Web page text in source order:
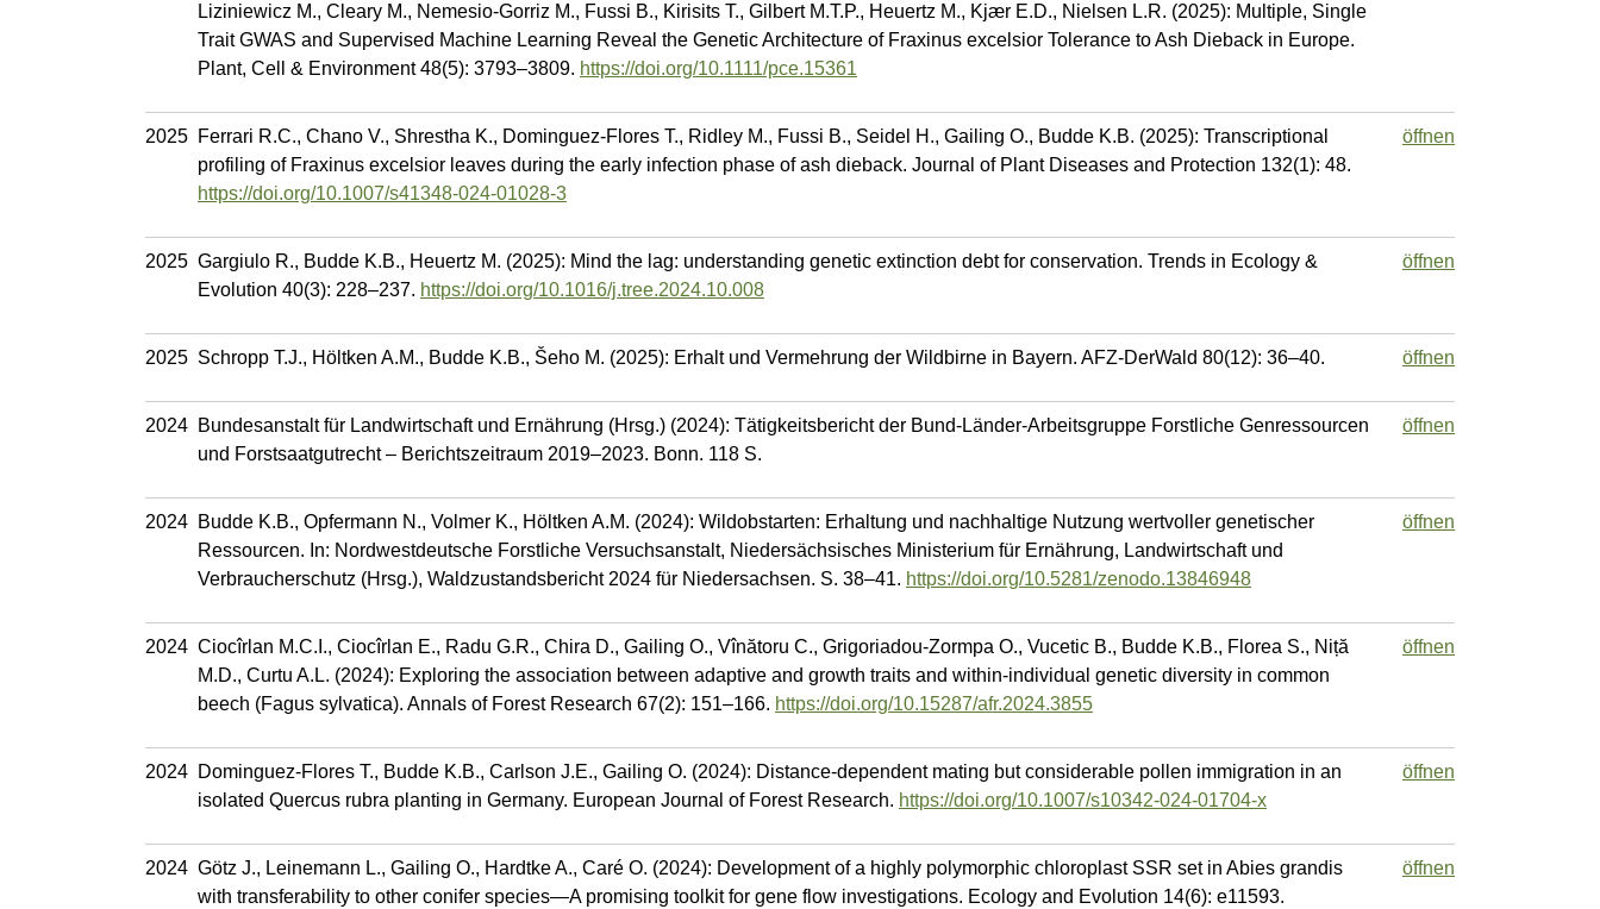
Liziniewicz M., Cleary M., Nemesio-Gorriz M., Fussi B., Kirisits T., Gilbert M.T.P., Heuertz M., Kjær E.D., Nielsen L.R. (2025): Multiple, Single
Trait GWAS and Supervised Machine Learning Reveal the Genetic Architecture of Fraxinus excelsior Tolerance to Ash Dieback in Europe.
Plant, Cell & Environment 48(5): 3793–3809. https://doi.org/10.1111/pce.15361
2025 Ferrari R.C., Chano V., Shrestha K., Dominguez-Flores T., Ridley M., Fussi B., Seidel H., Gailing O., Budde K.B. (2025): Transcriptional
profiling of Fraxinus excelsior leaves during the early infection phase of ash dieback. Journal of Plant Diseases and Protection 132(1): 48.
https://doi.org/10.1007/s41348-024-01028-3
öffnen
2025 Gargiulo R., Budde K.B., Heuertz M. (2025): Mind the lag: understanding genetic extinction debt for conservation. Trends in Ecology &
Evolution 40(3): 228–237. https://doi.org/10.1016/j.tree.2024.10.008
öffnen
2025 Schropp T.J., Höltken A.M., Budde K.B., Šeho M. (2025): Erhalt und Vermehrung der Wildbirne in Bayern. AFZ-DerWald 80(12): 36–40. öffnen
2024 Bundesanstalt für Landwirtschaft und Ernährung (Hrsg.) (2024): Tätigkeitsbericht der Bund-Länder-Arbeitsgruppe Forstliche Genressourcen
und Forstsaatgutrecht – Berichtszeitraum 2019–2023. Bonn. 118 S.
öffnen
2024 Budde K.B., Opfermann N., Volmer K., Höltken A.M. (2024): Wildobstarten: Erhaltung und nachhaltige Nutzung wertvoller genetischer
Ressourcen. In: Nordwestdeutsche Forstliche Versuchsanstalt, Niedersächsisches Ministerium für Ernährung, Landwirtschaft und
Verbraucherschutz (Hrsg.), Waldzustandsbericht 2024 für Niedersachsen. S. 38–41. https://doi.org/10.5281/zenodo.13846948
öffnen
2024 Ciocîrlan M.C.I., Ciocîrlan E., Radu G.R., Chira D., Gailing O., Vînătoru C., Grigoriadou-Zormpa O., Vucetic B., Budde K.B., Florea S., Niță
M.D., Curtu A.L. (2024): Exploring the association between adaptive and growth traits and within-individual genetic diversity in common
beech (Fagus sylvatica). Annals of Forest Research 67(2): 151–166. https://doi.org/10.15287/afr.2024.3855
öffnen
2024 Dominguez-Flores T., Budde K.B., Carlson J.E., Gailing O. (2024): Distance-dependent mating but considerable pollen immigration in an
isolated Quercus rubra planting in Germany. European Journal of Forest Research. https://doi.org/10.1007/s10342-024-01704-x
öffnen
2024 Götz J., Leinemann L., Gailing O., Hardtke A., Caré O. (2024): Development of a highly polymorphic chloroplast SSR set in Abies grandis
with transferability to other conifer species—A promising toolkit for gene flow investigations. Ecology and Evolution 14(6): e11593.
öffnen